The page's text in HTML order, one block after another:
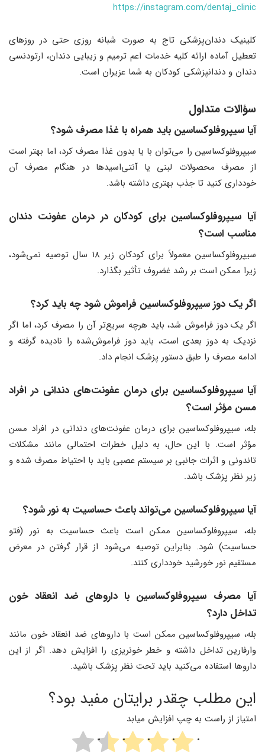
https://instagram.com/dentaj_clinic
کلینیک دندان‌پزشکی تاج به صورت شبانه روزی حتی در روزهای
تعطیل آماده ارائه کلیه خدمات اعم ترمیم و زیبایی دندان، ارتودنسی
دندان و دندانپزشکی کودکان به شما عزیران است.
سؤالات متداول
آیا سیپروفلوکساسین باید همراه با غذا مصرف شود؟
سیپروفلوکساسین را می‌توان با یا بدون غذا مصرف کرد، اما بهتر است
از مصرف محصولات لبنی یا آنتی‌اسیدها در هنگام مصرف آن
خودداری کنید تا جذب بهتری داشته باشد.
آیا سیپروفلوکساسین برای کودکان در درمان عفونت دندان
مناسب است؟
سیپروفلوکساسین معمولاً برای کودکان زیر 18 سال توصیه نمی‌شود،
زیرا ممکن است بر رشد غضروف تأثیر بگذارد.
اگر یک دوز سیپروفلوکساسین فراموش شود چه باید کرد؟
اگر یک دوز فراموش شد، باید هرچه سریع‌تر آن را مصرف کرد، اما اگر
نزدیک به دوز بعدی است، باید دوز فراموش‌شده را نادیده گرفته و
ادامه مصرف را طبق دستور پزشک انجام داد.
آیا سیپروفلوکساسین برای درمان عفونت‌های دندانی در افراد
مسن مؤثر است؟
بله، سیپروفلوکساسین برای درمان عفونت‌های دندانی در افراد مسن
مؤثر است. با این حال، به دلیل خطرات احتمالی مانند مشکلات
تاندونی و اثرات جانبی بر سیستم عصبی باید با احتیاط مصرف شده و
زیر نظر پزشک باشد.
آیا سیپروفلوکساسین می‌تواند باعث حساسیت به نور شود؟
بله، سیپروفلوکساسین ممکن است باعث حساسیت به نور (فتو
حساسیت) شود. بنابراین توصیه می‌شود از قرار گرفتن در معرض
مستقیم نور خورشید خودداری کنند.
آیا مصرف سیپروفلوکساسین با داروهای ضد انعقاد خون
تداخل دارد؟
بله، سیپروفلوکساسین ممکن است با داروهای ضد انعقاد خون مانند
وارفارین تداخل داشته و خطر خونریزی را افزایش دهد. اگر از این
داروها استفاده می‌کنید باید تحت نظر پزشک باشید.
این مطلب چقدر برایتان مفید بود؟
امتیاز از راست به چپ افزایش میابد